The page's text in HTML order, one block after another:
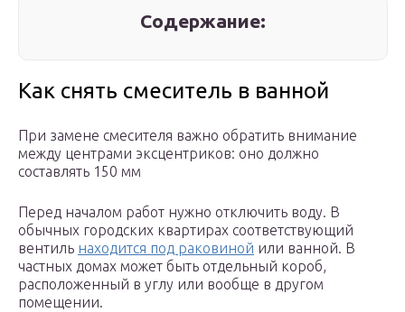
Содержание:
Как снять смеситель в ванной
При замене смесителя важно обратить внимание
между центрами эксцентриков: оно должно
составлять 150 мм
Перед началом работ нужно отключить воду. В
обычных городских квартирах соответствующий
вентиль находится под раковиной или ванной. В
частных домах может быть отдельный короб,
расположенный в углу или вообще в другом
помещении.